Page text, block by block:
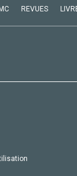
REVUES